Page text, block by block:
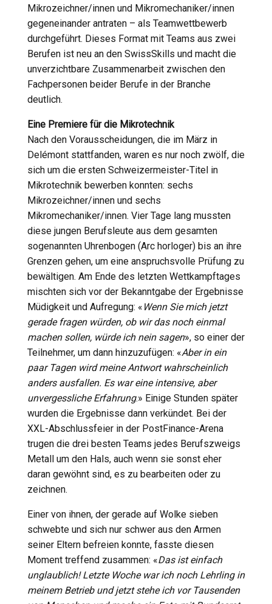
Mikrozeichner/innen und Mikromechaniker/innen
gegeneinander antraten – als Teamwettbewerb
durchge­führt. Dieses Format mit Teams aus zwei
Berufen ist neu an den SwissSkills und macht die
unverzichtbare Zusammenarbeit zwischen den
Fachpersonen beider Berufe in der Branche
deutlich.
Eine Premiere für die Mikrotechnik
Nach den Vorausscheidungen, die im März in
Delémont stattfanden, waren es nur noch zwölf, die
sich um die ersten Schweizermeister-Titel in
Mikrotechnik bewerben konnten: sechs
Mikrozeichner/innen und sechs
Mikromechaniker/innen. Vier Tage lang mussten
diese jungen Berufsleute aus dem gesamten
sogenannten Uhrenbogen (Arc horloger) bis an ihre
Grenzen gehen, um eine anspruchsvolle Prüfung zu
bewältigen. Am Ende des letzten Wettkampftages
mischten sich vor der Bekanntgabe der Ergebnisse
Müdigkeit und Aufregung: « Wenn Sie mich jetzt
gerade fragen würden, ob wir das noch einmal
machen sollen, würde ich nein sagen», so einer der
Teilnehmer, um dann hinzuzufügen: «Aber in ein
paar Tagen wird meine Antwort wahrscheinlich
anders ausfallen. Es war eine intensive, aber
unvergessliche Erfahrung.» Einige Stunden später
wurden die Ergebnisse dann verkündet. Bei der
XXL-Abschlussfeier in der PostFinance-Arena
trugen die drei besten Teams jedes Berufszweigs
Metall um den Hals, auch wenn sie sonst eher
daran gewöhnt sind, es zu bearbeiten oder zu
zeichnen.
Einer von ihnen, der gerade auf Wolke sieben
schwebte und sich nur schwer aus den Armen
seiner Eltern befreien konnte, fasste diesen
Moment treffend zusammen: «Das ist einfach
unglaublich! Letzte Woche war ich noch Lehrling in
meinem Betrieb und jetzt stehe ich vor Tausenden